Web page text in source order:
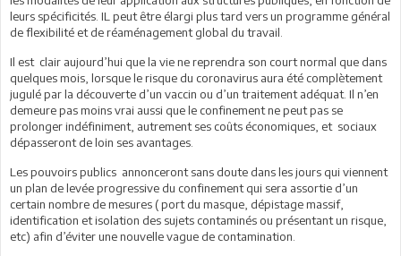
leurs spécificités. IL peut être élargi plus tard vers un programme général
de flexibilité et de réaménagement global du travail.
Il est clair aujourd’hui que la vie ne reprendra son court normal que dans
quelques mois, lorsque le risque du coronavirus aura été complètement
jugulé par la découverte d’un vaccin ou d’un traitement adéquat. Il n’en
demeure pas moins vrai aussi que le confinement ne peut pas se
prolonger indéfiniment, autrement ses coûts économiques, et sociaux
dépasseront de loin ses avantages.
Les pouvoirs publics annonceront sans doute dans les jours qui viennent
un plan de levée progressive du confinement qui sera assortie d’un
certain nombre de mesures ( port du masque, dépistage massif,
identification et isolation des sujets contaminés ou présentant un risque,
etc) afin d’éviter une nouvelle vague de contamination.